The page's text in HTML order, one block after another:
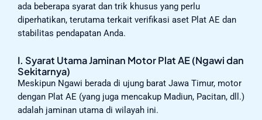
ada beberapa syarat dan trik khusus yang perlu
diperhatikan, terutama terkait verifikasi aset Plat AE dan
stabilitas pendapatan Anda.
I. Syarat Utama Jaminan Motor Plat AE (Ngawi dan
Sekitarnya)
Meskipun Ngawi berada di ujung barat Jawa Timur, motor
dengan Plat AE (yang juga mencakup Madiun, Pacitan, dll.)
adalah jaminan utama di wilayah ini.